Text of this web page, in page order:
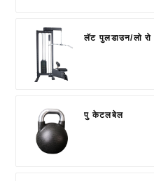
लॅट पुलडाउन/लो
पु केटलबेल